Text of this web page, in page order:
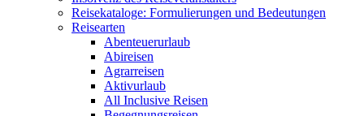
Reisekataloge: Formulierungen und Bedeutungen
Reisearten
Abenteuerurlaub
Abireisen
Agrarreisen
Aktivurlaub
All Inclusive Reisen